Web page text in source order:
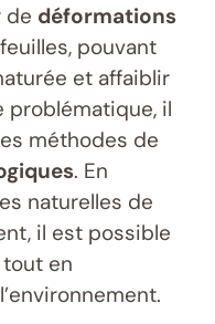
de déformations
pouvant
et affaiblir
problématique, il
méthodes de
. En
naturelles de
il est possible
en